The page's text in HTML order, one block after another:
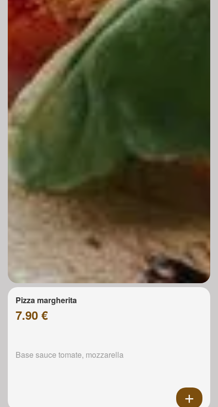
Pizza margherita
7.90 €
Base sauce tomate, mozzarella